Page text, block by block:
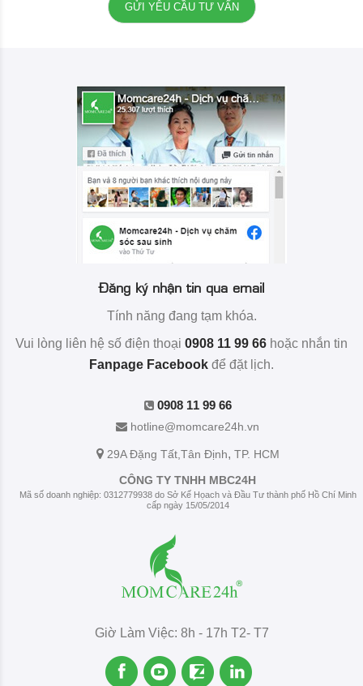
Đăng ký nhận tin qua email
Tính năng đang tạm khóa.
Vui lòng liên hệ số điện thoại 0908 11 99 66 hoặc nhắn tin
Fanpage Facebook để đặt lịch.
0908 11 99 66
hotline@momcare24h.vn
29A Đặng Tất,Tân Định, TP. HCM
CÔNG TY TNHH MBC24H
Mã số doanh nghiệp: 0312779938 do Sở Kế Họach và Đầu Tư thành phố Hồ Chí Minh
cấp ngày 15/05/2014
Giờ Làm Việc: 8h - 17h T2- T7